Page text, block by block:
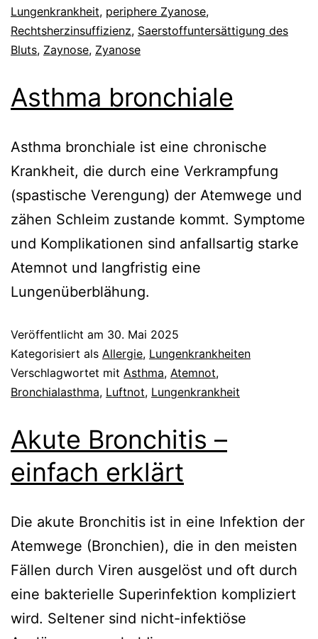
Lungenkrankheit, periphere Zyanose,
Rechtsherzinsuffizienz, Saerstoffuntersättigung des
Bluts, Zaynose, Zyanose
Asthma bronchiale
Asthma bronchiale ist eine chronische
Krankheit, die durch eine Verkrampfung
(spastische Verengung) der Atemwege und
zähen Schleim zustande kommt. Symptome
und Komplikationen sind anfallsartig starke
Atemnot und langfristig eine
Lungenüberblähung.
Veröffentlicht am 30. Mai 2025
Kategorisiert als Allergie, Lungenkrankheiten
Verschlagwortet mit Asthma, Atemnot,
Bronchialasthma, Luftnot, Lungenkrankheit
Akute Bronchitis –
einfach erklärt
Die akute Bronchitis ist in eine Infektion der
Atemwege (Bronchien), die in den meisten
Fällen durch Viren ausgelöst und oft durch
eine bakterielle Superinfektion kompliziert
wird. Seltener sind nicht-infektiöse